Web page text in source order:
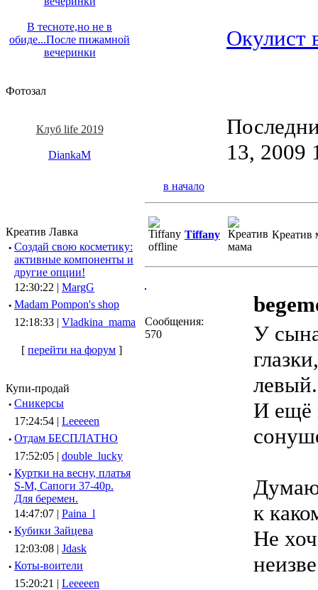
В тесноте,но не в
обиде...После пижамной
вечеринки
Фотозал
Клуб life 2019
DiankaM
Креатив Лавка
· Создай свою косметику:
активные компоненты и
другие опции!
12:30:22 | MargG
· Madam Pompon's shop
12:18:33 | Vladkina_mama
[ перейти на форум ]
Купи-продай
· Сникерсы
17:24:54 | Leeeeen
· Отдам БЕСПЛАТНО
17:52:05 | double_lucky
· Куртки на весну, платья
S-M, Сапоги 37-40р.
Для беремен.
14:47:07 | Paina_l
· Кубики Зайцева
12:03:08 | Jdask
· Коты-воители
15:20:21 | Leeeeen
Окулист
13, 2009
в начало
Tiffany Креатив
Сообщения:
570
У
И ещё
к
Не